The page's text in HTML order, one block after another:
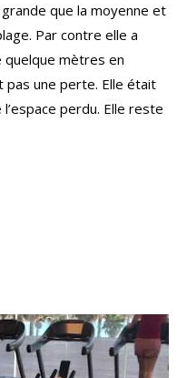
que la moyenne et
Par contre elle a
mètres en
pas une perte. Elle était
perdu. Elle reste